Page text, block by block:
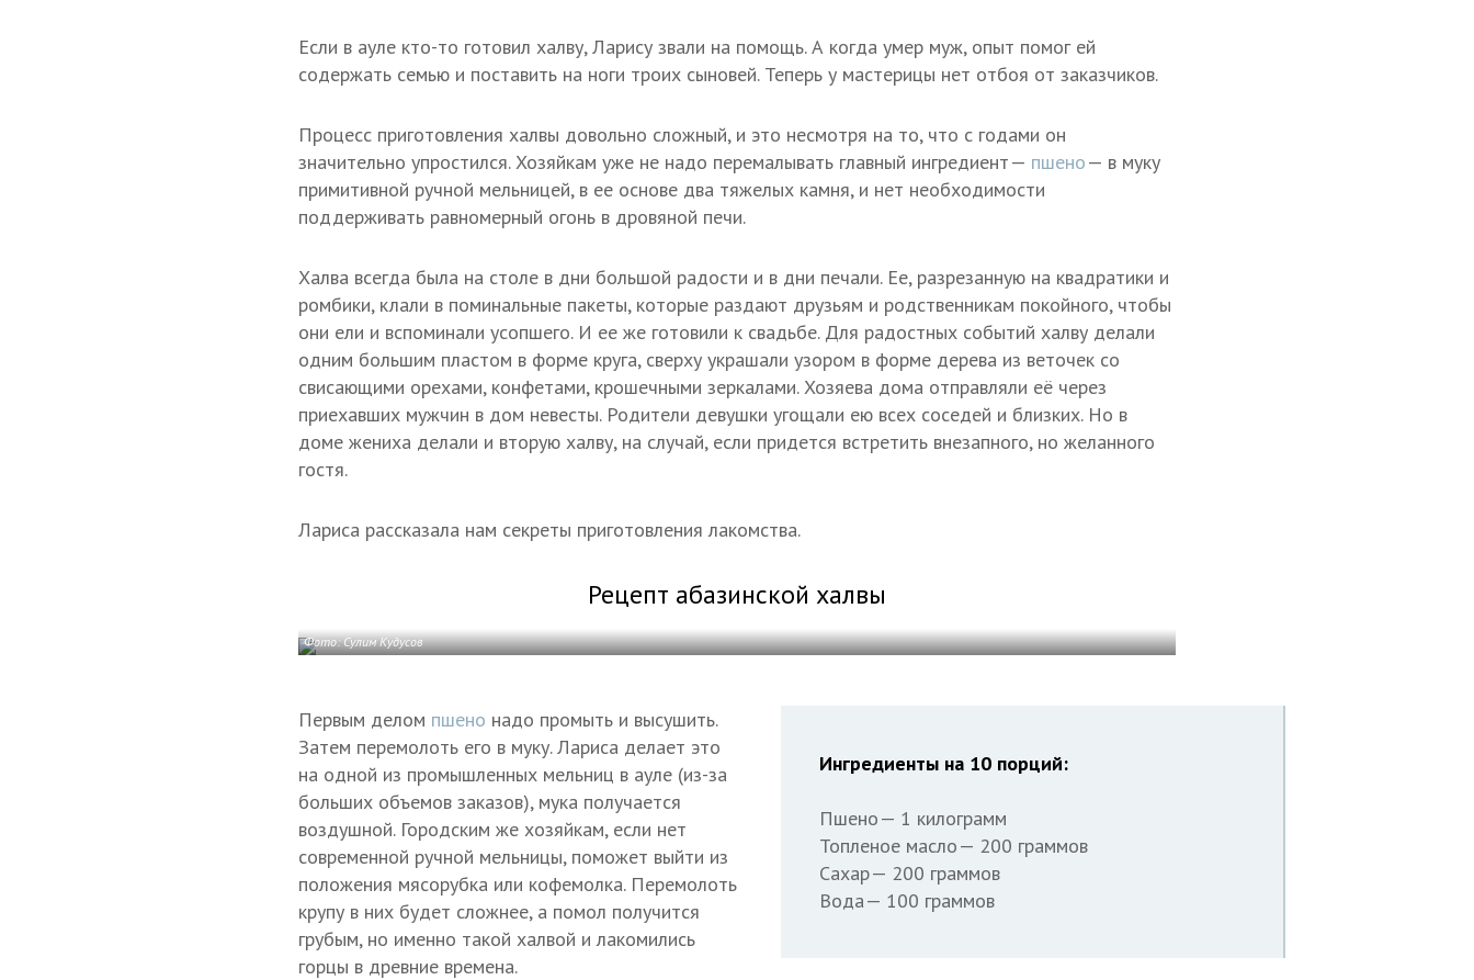
Если в ауле кто-то готовил халву, Ларису звали на помощь. А когда умер муж, опыт помог ей
содержать семью и поставить на ноги троих сыновей. Теперь у мастерицы нет отбоя от заказчиков.
Процесс приготовления халвы довольно сложный, и это несмотря на то, что с годами он
значительно упростился. Хозяйкам уже не надо перемалывать главный ингредиент — пшено— в муку
примитивной ручной мельницей, в ее основе два тяжелых камня, и нет необходимости
поддерживать равномерный огонь в дровяной печи.
Халва всегда была на столе в дни большой радости и в дни печали. Ее, разрезанную на квадратики и
ромбики, клали в поминальные пакеты, которые раздают друзьям и родственникам покойного, чтобы
они ели и вспоминали усопшего. И ее же готовили к свадьбе. Для радостных событий халву делали
одним большим пластом в форме круга, сверху украшали узором в форме дерева из веточек со
свисающими орехами, конфетами, крошечными зеркалами. Хозяева дома отправляли её через
приехавших мужчин в дом невесты. Родители девушки угощали ею всех соседей и близких. Но в
доме жениха делали и вторую халву, на случай, если придется встретить внезапного, но желанного
гостя.
Лариса рассказала нам секреты приготовления лакомства.
Рецепт абазинской халвы
Фото: Сулим Кудусов
Ингредиенты на 10 порций:
Пшено — 1 килограмм
Топленое масло — 200 граммов
Сахар — 200 граммов
Вода — 100 граммов
Первым делом пшено надо промыть и высушить.
Затем перемолоть его в муку. Лариса делает это
на одной из промышленных мельниц в ауле (из-за
больших объемов заказов), мука получается
воздушной. Городским же хозяйкам, если нет
современной ручной мельницы, поможет выйти из
положения мясорубка или кофемолка. Перемолоть
крупу в них будет сложнее, а помол получится
грубым, но именно такой халвой и лакомились
горцы в древние времена.